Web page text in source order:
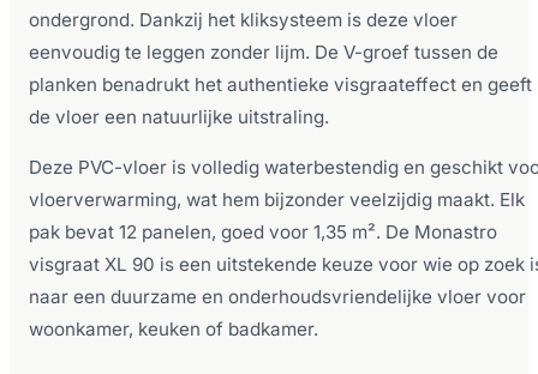
ondergrond. Dankzij het kliksysteem is deze vloer
eenvoudig te leggen zonder lijm. De V-groef tussen de
planken benadrukt het authentieke visgraateffect en geeft
de vloer een natuurlijke uitstraling.
Deze PVC-vloer is volledig waterbestendig en geschikt
vloerverwarming, wat hem bijzonder veelzijdig maakt. Elk
pak bevat 12 panelen, goed voor 1,35 m². De Monastro
visgraat XL 90 is een uitstekende keuze voor wie op zoek
naar een duurzame en onderhoudsvriendelijke vloer voor
woonkamer, keuken of badkamer.